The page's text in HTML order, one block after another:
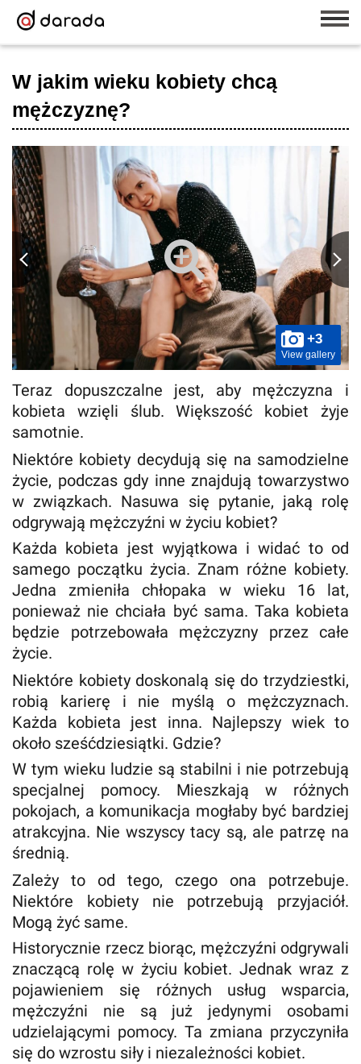
W jakim wieku kobiety chcą
mężczyznę?
+3
View gallery
Teraz dopuszczalne jest, aby mężczyzna i
kobieta wzięli ślub. Większość kobiet żyje
samotnie.
Niektóre kobiety decydują się na samodzielne
życie, podczas gdy inne znajdują towarzystwo
w związkach. Nasuwa się pytanie, jaką rolę
odgrywają mężczyźni w życiu kobiet?
Każda kobieta jest wyjątkowa i widać to od
samego początku życia. Znam różne kobiety.
Jedna zmieniła chłopaka w wieku 16 lat,
ponieważ nie chciała być sama. Taka kobieta
będzie potrzebowała mężczyzny przez całe
życie.
Niektóre kobiety doskonalą się do trzydziestki,
robią karierę i nie myślą o mężczyznach.
Każda kobieta jest inna. Najlepszy wiek to
około sześćdziesiątki. Gdzie?
W tym wieku ludzie są stabilni i nie potrzebują
specjalnej pomocy. Mieszkają w różnych
pokojach, a komunikacja mogłaby być bardziej
atrakcyjna. Nie wszyscy tacy są, ale patrzę na
średnią.
Zależy to od tego, czego ona potrzebuje.
Niektóre kobiety nie potrzebują przyjaciół.
Mogą żyć same.
Historycznie rzecz biorąc, mężczyźni odgrywali
znaczącą rolę w życiu kobiet. Jednak wraz z
pojawieniem się różnych usług wsparcia,
mężczyźni nie są już jedynymi osobami
udzielającymi pomocy. Ta zmiana przyczyniła
się do wzrostu siły i niezależności kobiet.